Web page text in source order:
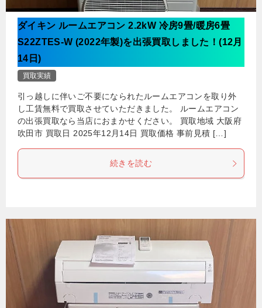
ダイキン ルームエアコン 2.2kW 冷房9畳/暖房6畳
S22ZTES-W (2022年製)を出張買取しました！(12月
14日)
買取実績
引っ越しに伴いご不要になられたルームエアコンを取り外
し工賃無料で買取させていただきました。 ルームエアコン
の出張買取なら当店におまかせください。 買取地域 大阪府
吹田市 買取日 2025年12月14日 買取価格 事前見積 […]
続きを読む